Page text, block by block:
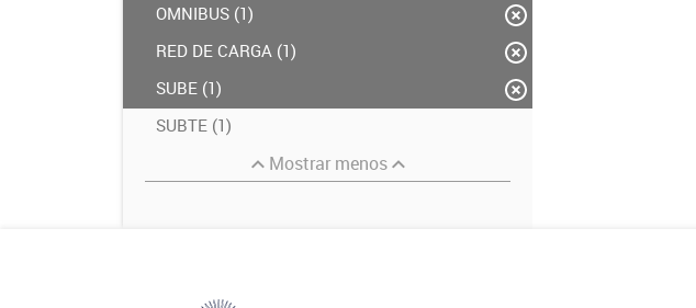
OMNIBUS (1)
RED DE CARGA (1)
SUBE (1)
SUBTE (1)
Mostrar menos